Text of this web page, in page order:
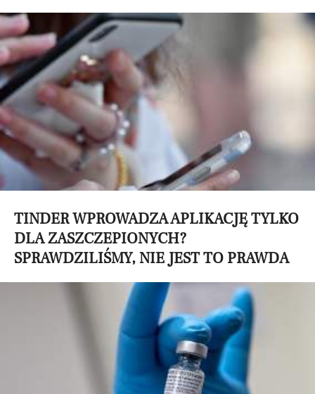
TINDER WPROWADZA APLIKACJĘ TYLKO
DLA ZASZCZEPIONYCH?
SPRAWDZILIŚMY, NIE JEST TO PRAWDA